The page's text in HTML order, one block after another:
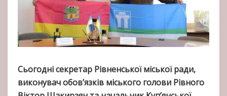
Сьогодні секретар Рівненської міської ради,
виконувач обов’язків міського голови Рівного